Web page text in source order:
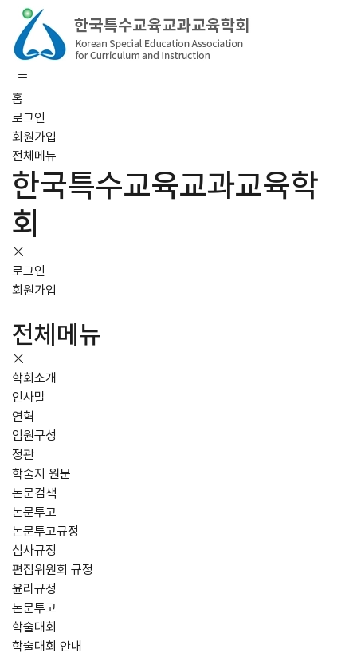
홈
로그인
회원가입
전체메뉴
한국특수교육교과교육학
회
로그인
회원가입
전체메뉴
학회소개
인사말
연혁
임원구성
정관
학술지 원문
논문검색
논문투고
논문투고규정
심사규정
편집위원회 규정
윤리규정
논문투고
학술대회
학술대회 안내